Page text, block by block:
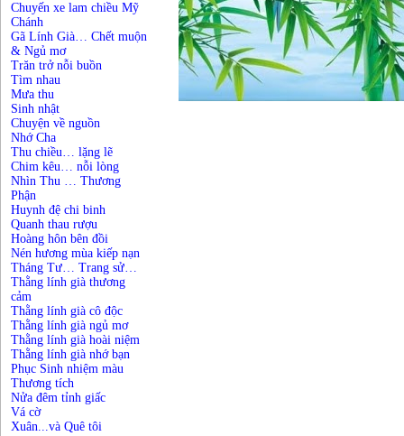
Chuyến xe lam chiều Mỹ
Chánh
Gã Lính Già… Chết muộn
& Ngủ mơ
Trăn trở nỗi buồn
Tìm nhau
Mưa thu
Sinh nhật
Chuyện về nguồn
Nhớ Cha
Thu chiều… lặng lẽ
Chim kêu… nỗi lòng
Nhìn Thu … Thương
Phận
Huynh đệ chi binh
Quanh thau rượu
Hoàng hôn bên đồi
Nén hương mùa kiếp nạn
Tháng Tư… Trang sử…
Thằng lính già thương
cảm
Thằng lính già cô độc
Thằng lính già ngủ mơ
Thằng lính già hoài niệm
Thằng lính già nhớ bạn
Phục Sinh nhiệm màu
Thương tích
Nửa đêm tỉnh giấc
Vá cờ
Xuân...và Quê tôi